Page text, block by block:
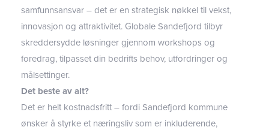
samfunnsansvar – det er en strategisk nøkkel til vekst,
innovasjon og attraktivitet. Globale Sandefjord tilbyr
skreddersydde løsninger gjennom workshops og
foredrag, tilpasset din bedrifts behov, utfordringer og
målsettinger.
Det beste av alt?
Det er helt kostnadsfritt – fordi Sandefjord kommune
ønsker å styrke et næringsliv som er inkluderende,